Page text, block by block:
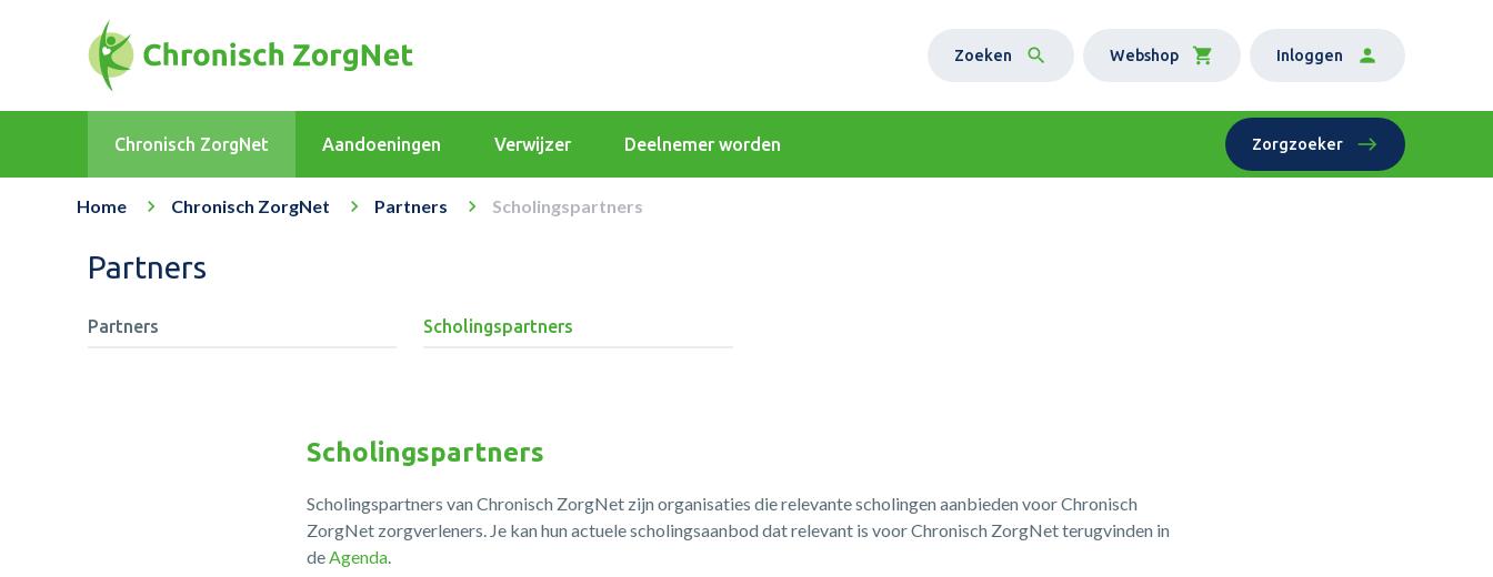
Zoeken Webshop Inloggen
Chronisch ZorgNet Aandoeningen Verwijzer Deelnemer worden Zorgzoeker
Home Chronisch ZorgNet Partners Scholingspartners
Partners
Partners Scholingspartners
Scholingspartners
Scholingspartners van Chronisch ZorgNet zijn organisaties die relevante scholingen aanbieden voor Chronisch
ZorgNet zorgverleners. Je kan hun actuele scholingsaanbod dat relevant is voor Chronisch ZorgNet terugvinden in
deAgenda.